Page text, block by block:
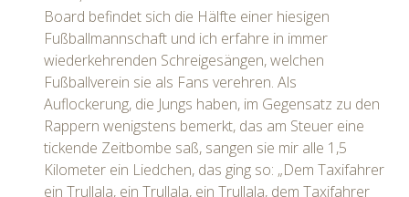
Board befindet sich die Hälfte einer hiesigen
Fußballmannschaft und ich erfahre in immer
wiederkehrenden Schreigesängen, welchen
Fußballverein sie als Fans verehren. Als
Auflockerung, die Jungs haben, im Gegensatz zu den
Rappern wenigstens bemerkt, das am Steuer eine
tickende Zeitbombe saß, sangen sie mir alle 1,5
Kilometer ein Liedchen, das ging so: „Dem Taxifahrer
ein Trullala, ein Trullala, ein Trullala, dem Taxifahrer